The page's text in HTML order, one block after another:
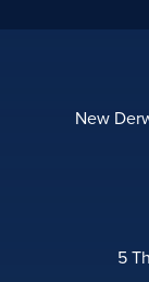
New
5